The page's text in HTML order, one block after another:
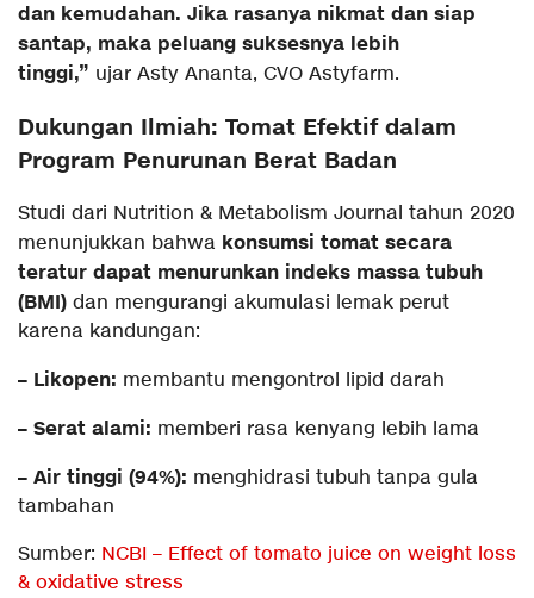
dan kemudahan. Jika rasanya nikmat dan siap
santap, maka peluang suksesnya lebih
tinggi,” ujar Asty Ananta, CVO Astyfarm.
Dukungan Ilmiah: Tomat Efektif dalam
Program Penurunan Berat Badan
Studi dari Nutrition & Metabolism Journal tahun 2020
menunjukkan bahwa konsumsi tomat secara
teratur dapat menurunkan indeks massa tubuh
(BMI) dan mengurangi akumulasi lemak perut
karena kandungan:
– Likopen: membantu mengontrol lipid darah
– Serat alami: memberi rasa kenyang lebih lama
– Air tinggi (94%): menghidrasi tubuh tanpa gula
tambahan
Sumber: NCBI – Effect of tomato juice on weight loss
& oxidative stress